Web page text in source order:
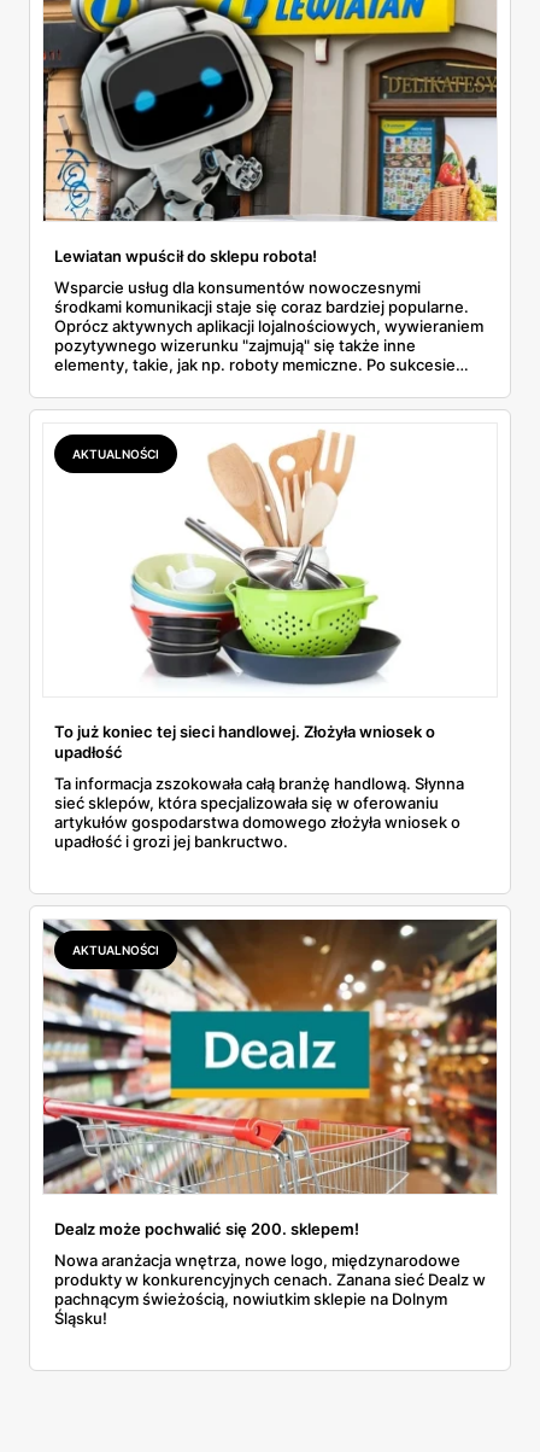
Lewiatan wpuścił do sklepu robota!
Wsparcie usług dla konsumentów nowoczesnymi
środkami komunikacji staje się coraz bardziej popularne.
Oprócz aktywnych aplikacji lojalnościowych, wywieraniem
pozytywnego wizerunku "zajmują" się także inne
elementy, takie, jak np. roboty memiczne. Po sukcesie
się kolejna sieć handlowa.
AKTUALNOŚCI
To już koniec tej sieci handlowej. Złożyła wniosek o
upadłość
Ta informacja zszokowała całą branżę handlową. Słynna
sieć sklepów, która specjalizowała się w oferowaniu
artykułów gospodarstwa domowego złożyła wniosek o
upadłość i grozi jej bankructwo.
AKTUALNOŚCI
Dealz może pochwalić się 200. sklepem!
Nowa aranżacja wnętrza, nowe logo, międzynarodowe
produkty w konkurencyjnych cenach. Zanana sieć Dealz w
pachnącym świeżością, nowiutkim sklepie na Dolnym
Śląsku!